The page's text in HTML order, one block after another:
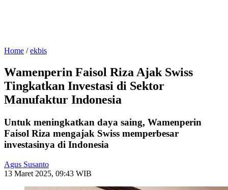
Home /ekbis
Wamenperin Faisol Riza Ajak Swiss
Tingkatkan Investasi di Sektor
Manufaktur Indonesia
Untuk meningkatkan daya saing, Wamenperin
Faisol Riza mengajak Swiss memperbesar
investasinya di Indonesia
Agus Susanto
13 Maret 2025, 09:43 WIB